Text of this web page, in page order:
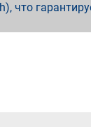
что